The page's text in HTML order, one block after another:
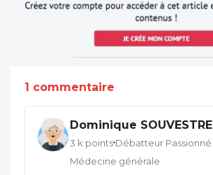
1 commentaire
Dominique SOUVESTRE
3 k points Débatteur Passionné
Médecine générale